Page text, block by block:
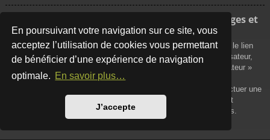
En poursuivant votre navigation sur ce site, vous
acceptez l’utilisation de cookies vous permettant
de bénéficier d’une expérience de navigation
optimale. En savoir plus…
J’accepte
Comment puis-je retrouver mes propres messages et
sujets ?
Vos propres messages peuvent être affichés soit en cliquant sur le lien
« Afficher vos messages » dans le panneau de contrôle de l’utilisateur,
soit en cliquant sur le lien « Rechercher les messages de l’utilisateur »
sur la page de votre propre profil ou soit en cliquant sur le menu
« Raccourcis » situé sur la partie supérieure du forum. Pour effectuer une
recherche de vos propres sujets, utilisez la recherche avancée et
remplissez convenablement les options qui vous sont disponibles.